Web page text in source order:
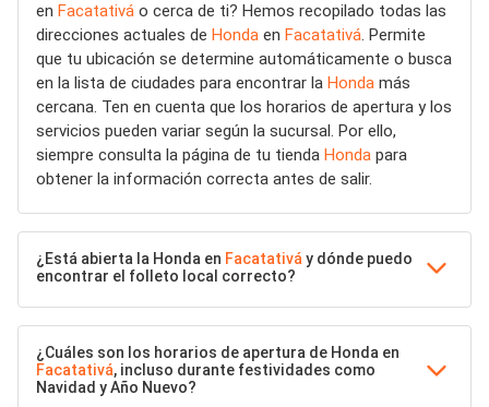
en Facatativá o cerca de ti? Hemos recopilado todas las
direcciones actuales de Honda en Facatativá. Permite
que tu ubicación se determine automáticamente o busca
en la lista de ciudades para encontrar la Honda más
cercana. Ten en cuenta que los horarios de apertura y los
servicios pueden variar según la sucursal. Por ello,
siempre consulta la página de tu tienda Honda para
obtener la información correcta antes de salir.
¿Está abierta la Honda en Facatativá y dónde puedo
encontrar el folleto local correcto?
¿Cuáles son los horarios de apertura de Honda en
Facatativá, incluso durante festividades como
Navidad y Año Nuevo?